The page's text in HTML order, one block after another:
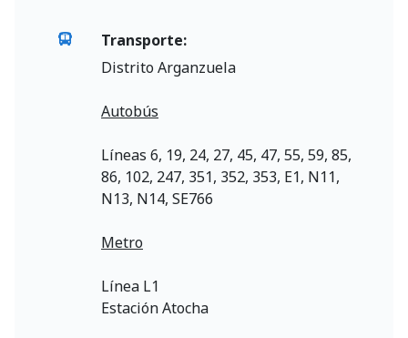
Transporte:
Distrito Arganzuela
Autobús
Líneas 6, 19, 24, 27, 45, 47, 55, 59, 85,
86, 102, 247, 351, 352, 353, E1, N11,
N13, N14, SE766
Metro
Línea L1
Estación Atocha